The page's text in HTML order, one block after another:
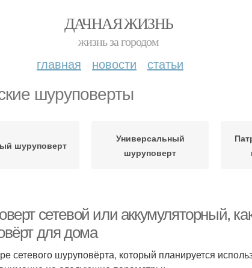
ДАЧНАЯ ЖИЗНЬ
жизнь за городом
главная новости статьи
шуруповерты
шуруповерт
Универсальный
шуруповерт
сетевой или аккумуляторный,
для дома
сетевого шуруповёрта, который планируется